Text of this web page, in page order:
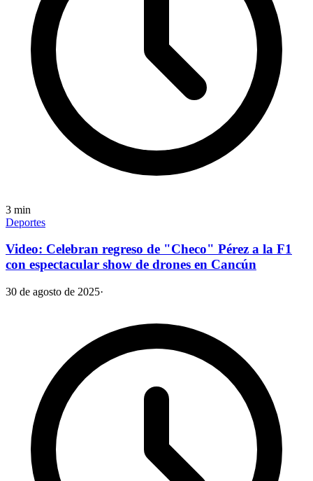
3 min
Deportes
Video: Celebran regreso de "Checo" Pérez a la F1
con espectacular show de drones en Cancún
30 de agosto de 2025·